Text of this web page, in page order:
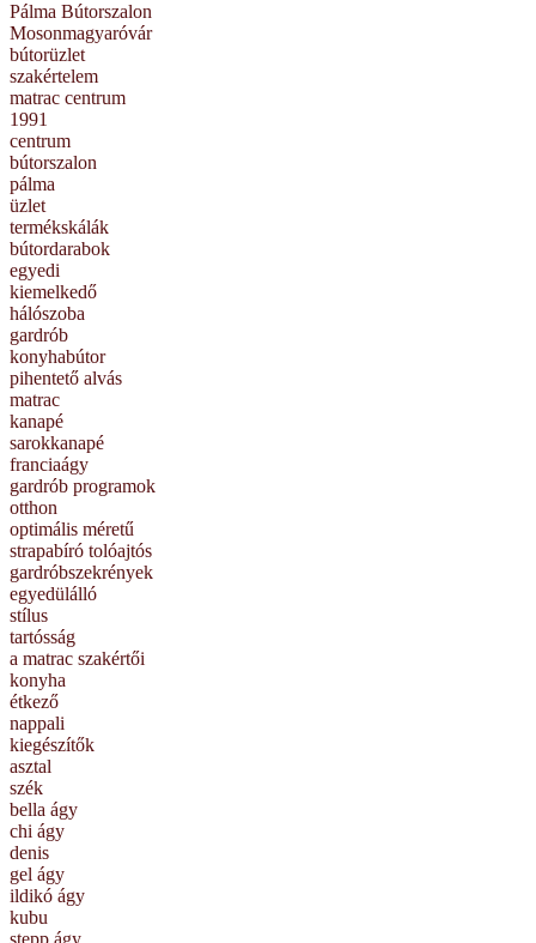
Pálma Bútorszalon
Mosonmagyaróvár
bútorüzlet
szakértelem
matrac centrum
1991
centrum
bútorszalon
pálma
üzlet
termékskálák
bútordarabok
egyedi
kiemelkedő
hálószoba
gardrób
konyhabútor
pihentető alvás
matrac
kanapé
sarokkanapé
franciaágy
gardrób programok
otthon
optimális méretű
strapabíró tolóajtós
gardróbszekrények
egyedülálló
stílus
tartósság
a matrac szakértői
konyha
étkező
nappali
kiegészítők
asztal
szék
bella ágy
chi ágy
denis
gel ágy
ildikó ágy
kubu